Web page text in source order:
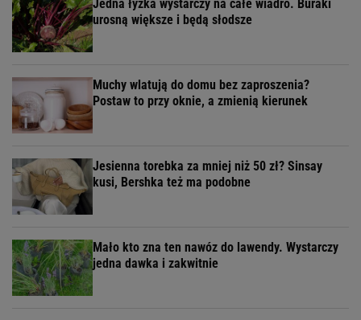
Jedna łyżka wystarczy na całe wiadro. Buraki
urosną większe i będą słodsze
Muchy wlatują do domu bez zaproszenia?
Postaw to przy oknie, a zmienią kierunek
Jesienna torebka za mniej niż 50 zł? Sinsay
kusi, Bershka też ma podobne
Mało kto zna ten nawóz do lawendy. Wystarczy
jedna dawka i zakwitnie